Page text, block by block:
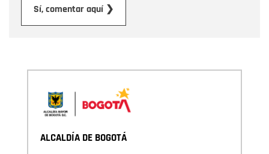
Sí, comentar aquí ❯
ALCALDÍA DE BOGOTÁ